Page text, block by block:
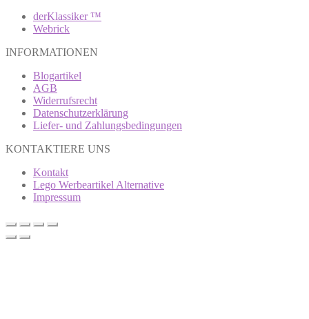
derKlassiker ™
Webrick
INFORMATIONEN
Blogartikel
AGB
Widerrufsrecht
Datenschutzerklärung
Liefer- und Zahlungsbedingungen
KONTAKTIERE UNS
Kontakt
Lego Werbeartikel Alternative
Impressum